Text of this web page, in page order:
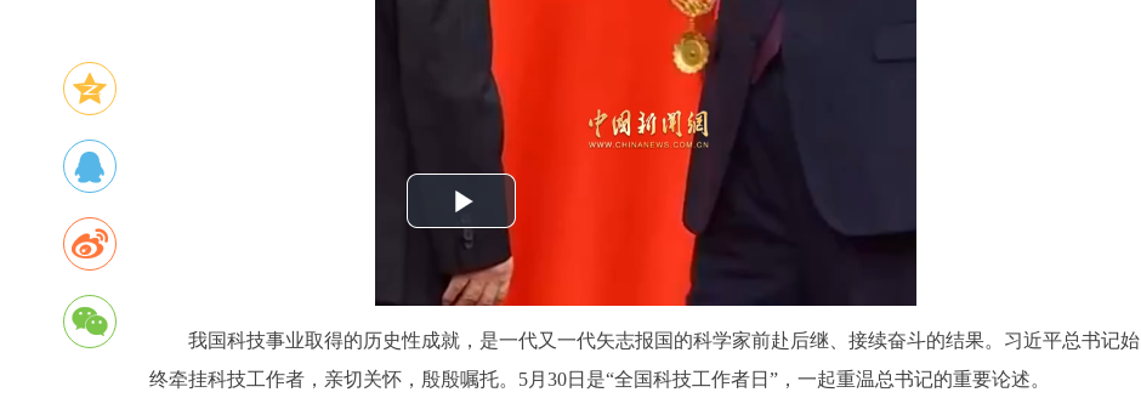
我国科技事业取得的历史性成就，是一代又一代矢志报国的科学家前赴后继、接续奋斗的结果。习近平总书记始
终牵挂科技工作者，亲切关怀，殷殷嘱托。5月30日是“全国科技工作者日”，一起重温总书记的重要论述。